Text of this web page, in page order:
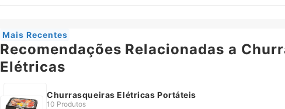
Mais Recentes
Recomendações Relacionadas a
Elétricas
Churrasqueiras Elétricas Portáteis
10 Produtos